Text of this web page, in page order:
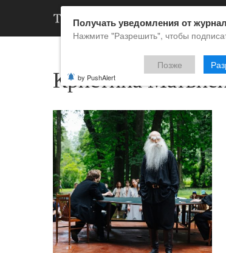
Кристина
Получать уведомления от
Нажмите "Разрешить", чтобы
Позже
by PushAlert